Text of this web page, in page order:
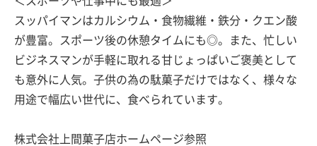
スッパイマンはカルシウム・食物繊維・鉄分・クエン酸
が豊富。スポーツ後の休憩タイムにも◎。また、忙しい
ビジネスマンが手軽に取れる甘じょっぱいご褒美として
も意外に人気。子供の為の駄菓子だけではなく、様々な
用途で幅広い世代に、食べられています。
株式会社上間菓子店ホームページ参照